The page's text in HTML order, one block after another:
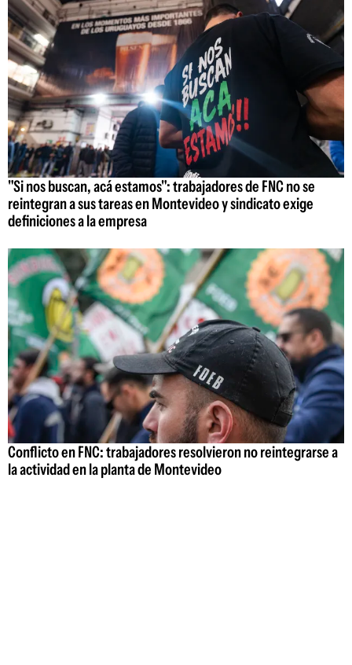
"Si nos buscan, acá estamos": trabajadores de FNC no se
reintegran a sus tareas en Montevideo y sindicato exige
definiciones a la empresa
Conflicto en FNC: trabajadores resolvieron no reintegrarse a
la actividad en la planta de Montevideo